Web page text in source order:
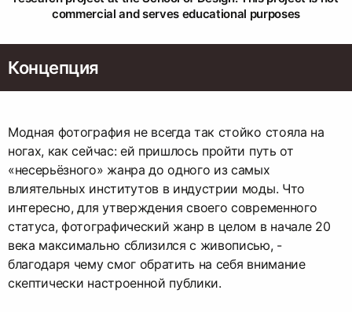
commercial and serves educational purposes
Концепция
Модная фотография не всегда так стойко стояла на
ногах, как сейчас: ей пришлось пройти путь от
«несерьёзного» жанра до одного из самых
влиятельных институтов в индустрии моды. Что
интересно, для утверждения своего современного
статуса, фотографический жанр в целом в начале 20
века максимально сблизился с живописью, -
благодаря чему смог обратить на себя внимание
скептически настроенной публики.